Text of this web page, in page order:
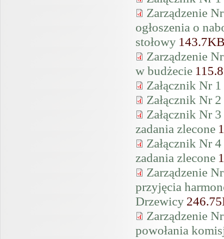
Zarządzenie
ogłoszenia o
stołowy
Zarządzenie
w budżecie
Załącznik Nr
Załącznik Nr
Załącznik Nr
zadania zlecone
Załącznik Nr
zadania zlecone
Zarządzenie
przyjęcia
Drzewicy
Zarządzenie
powołania